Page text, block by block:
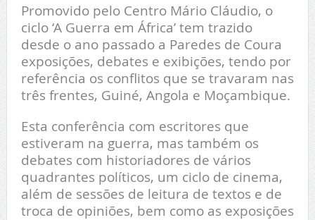
Promovido pelo Centro Mário Cláudio, o
ciclo ‘A Guerra em África’ tem trazido
desde o ano passado a Paredes de Coura
exposições, debates e exibições, tendo por
referência os conflitos que se travaram nas
três frentes, Guiné, Angola e Moçambique.
Esta conferência com escritores que
estiveram na guerra, mas também os
debates com historiadores de vários
quadrantes políticos, um ciclo de cinema,
além de sessões de leitura de textos e de
troca de opiniões, bem como as exposições